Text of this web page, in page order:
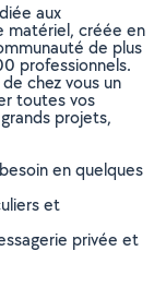
aux
matériel, créée en
de plus
professionnels.
chez vous un
toutes vos
projets,
en quelques
et
privée et